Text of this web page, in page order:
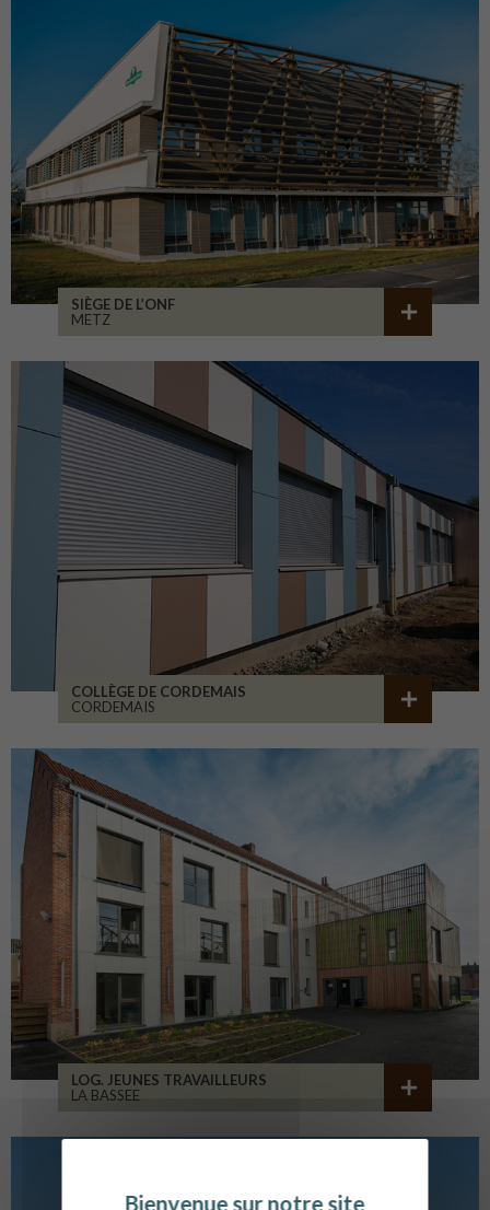
SIÈGE DE L’ONF
METZ
COLLÈGE DE CORDEMAIS
CORDEMAIS
LOG. JEUNES TRAVAILLEURS
LA BASSEE